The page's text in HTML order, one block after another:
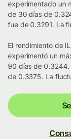
experimentado un
de 30 días de
fue de 0.3291. La
El rendimiento de
experimentó un
90 días de 0.3244.
de 0.3375. La